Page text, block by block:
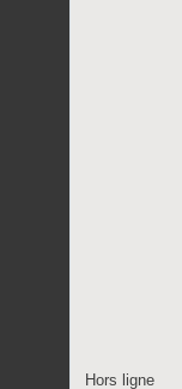
Hors ligne